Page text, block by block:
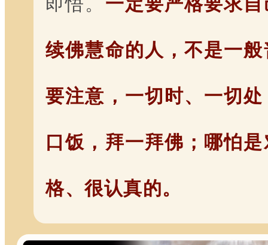
续佛慧命的人，不是一
要注意，一切时、一切
口饭，拜一拜佛；哪怕
格、很认真的。